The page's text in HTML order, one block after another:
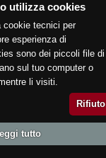
.
utilizza cookies
tecnici per
esperienza di
sono dei piccoli file di
sul tuo computer o
li visiti.
Rifiuto
tutto